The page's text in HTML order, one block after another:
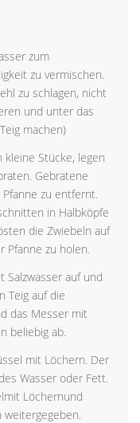
zum
zu vermischen.
zu schlagen, nicht
und unter das
machen)
kleine Stücke, legen
Gebratene
zu entfernt.
in Halbköpfe
die Zwiebeln auf
Pfanne zu holen.
Salzwasser auf und
Teig auf die
das Messer mit
beliebig ab.
mit Löchern. Der
Wasser oder Fett.
Löchernund